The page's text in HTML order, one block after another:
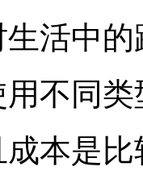
活中
不同
本是